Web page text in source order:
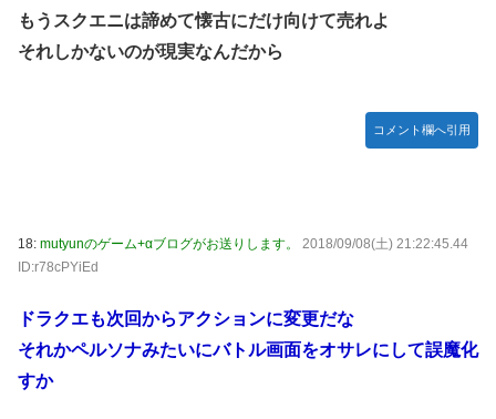
もうスクエニは諦めて懐古にだけ向けて売れよ
それしかないのが現実なんだから
コメント欄へ引用
18: mutyunのゲーム+αブログがお送りします。
2018/09/08(土) 21:22:45.44
ID:r78cPYiEd
ドラクエも次回からアクションに変更だな
それかペルソナみたいにバトル画面をオサレにして誤魔化
すか